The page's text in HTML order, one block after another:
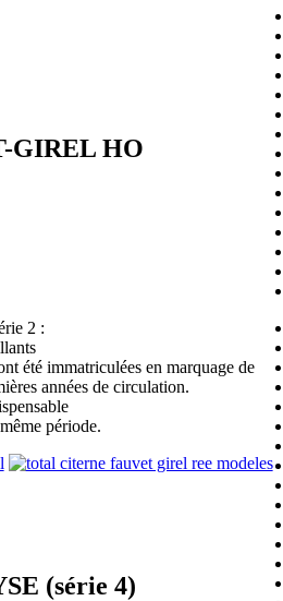
GIREL HO
2 :
été immatriculées en marquage de
années de circulation.
période.
(série 4)